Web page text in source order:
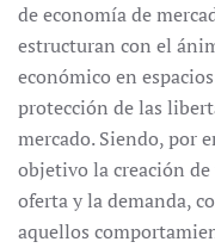
de economía de
estructuran con el
económico en
protección de las
mercado. Siendo, por
objetivo la creación
oferta y la demanda,
aquellos